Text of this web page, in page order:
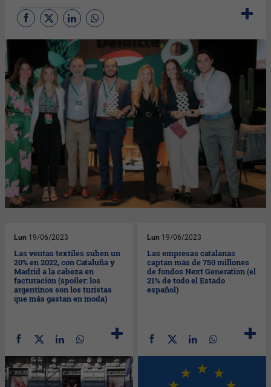
Lun 19/06/2023
Las ventas textiles suben un
20% en 2022, con Cataluña y
Madrid a la cabeza en
facturación (spoiler: los
argentinos son los turistas
que más gastan en moda)
Lun 19/06/2023
Las empresas catalanas
captan más de 750 millones
de fondos Next Generation (el
21% de todo el Estado
español)